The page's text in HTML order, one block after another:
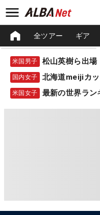
全ツアー ギア
米国男子
国内女子 北海道meijiカ
米国女子 最新の世界ラン